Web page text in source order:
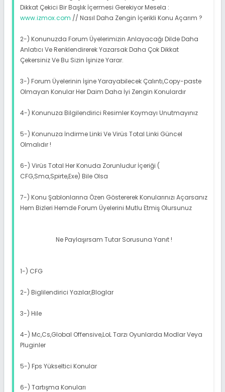
Dikkat Çekici Bir Başlık İçermesi Gerekiyor Mesela :
www.izmox.com // Nasıl Daha Zengin İçerikli Konu Açarım ?
2-) Konunuzda Forum Üyelerimizin Anlayacağı Dilde Daha
Anlatıcı Ve Renklendirerek Yazarsak Daha Çok Dikkat
Çekersiniz Ve Bu Sizin İşinize Yarar.
3-) Forum Üyelerinin İşine Yarayabilecek Çalıntı,Copy-paste
Olmayan Konular Her Daim Daha İyi Zengin Konulardır
4-) Konunuza Bilgilendirici Resimler Koymayı Unutmayınız
5-) Konunuza İndirme Linki Ve Virüs Total Linki Güncel
Olmalıdır !
6-) Virüs Total Her Konuda Zorunludur İçeriği (
CFG,Sma,Spirte,Exe) Bile Olsa
7-) Konu Şablonlarına Özen Göstererek Konularınızı Açarsanız
Hem Bizleri Hemde Forum Üyelerini Mutlu Etmiş Olursunuz
Ne Paylaşırsam Tutar Sorusuna Yanıt !
1-) CFG
2-) Biglilendirici Yazılar,Bloglar
3-) Hile
4-) Mc,Cs,Global Offensive,LoL Tarzı Oyunlarda Modlar Veya
Pluginler
5-) Fps Yükseltici Konular
6-) Tartışma Konuları